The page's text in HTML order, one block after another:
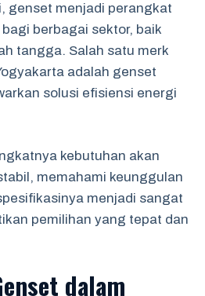
genset menjadi perangkat
berbagai sektor, baik
tangga. Salah satu merk
adalah genset
solusi efisiensi energi
kebutuhan akan
memahami keunggulan
menjadi sangat
pemilihan yang tepat dan
dalam